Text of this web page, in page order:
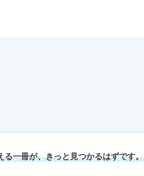
一冊が、きっと見つかるはずです。